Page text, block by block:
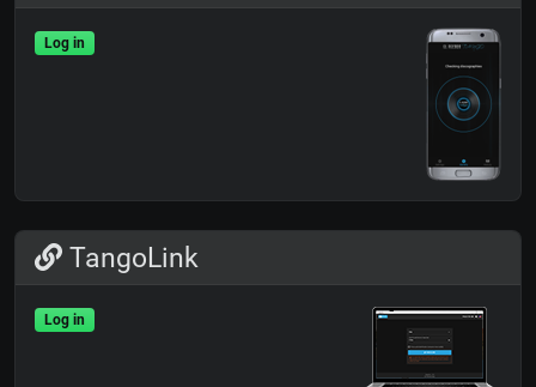
Log in
TangoLink
Log in